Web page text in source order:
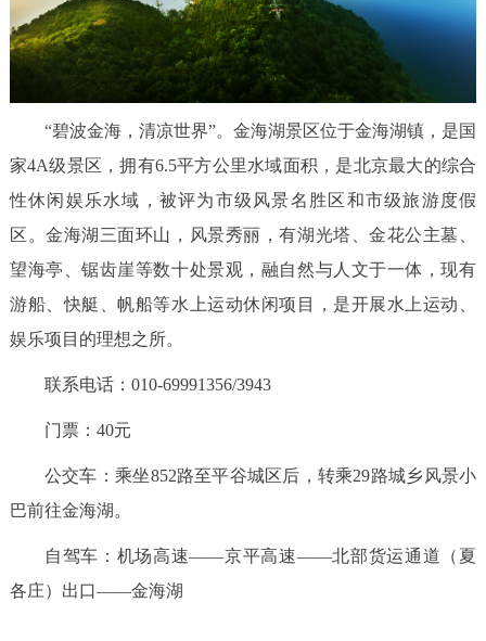
北京概况 十六区概览 人文北京
绿色北京 图说北京
多语种
ENGLISH 한국어 日本語
DEUTSCH FRANÇAIS РУССКИЙ ЯЗЫК
ESPAÑOL
ITALIANO
回到顶部
“碧波金海，清凉世界”。金海湖景区位于金海湖镇，是国
家4A级景区，拥有6.5平方公里水域面积，是北京最大的综合
性休闲娱乐水域，被评为市级风景名胜区和市级旅游度假
区。金海湖三面环山，风景秀丽，有湖光塔、金花公主墓、
望海亭、锯齿崖等数十处景观，融自然与人文于一体，现有
游船、快艇、帆船等水上运动休闲项目，是开展水上运动、
娱乐项目的理想之所。
联系电话：010-69991356/3943
门票：40元
公交车：乘坐852路至平谷城区后，转乘29路城乡风景小
巴前往金海湖。
自驾车：机场高速——京平高速——北部货运通道（夏
各庄）出口——金海湖